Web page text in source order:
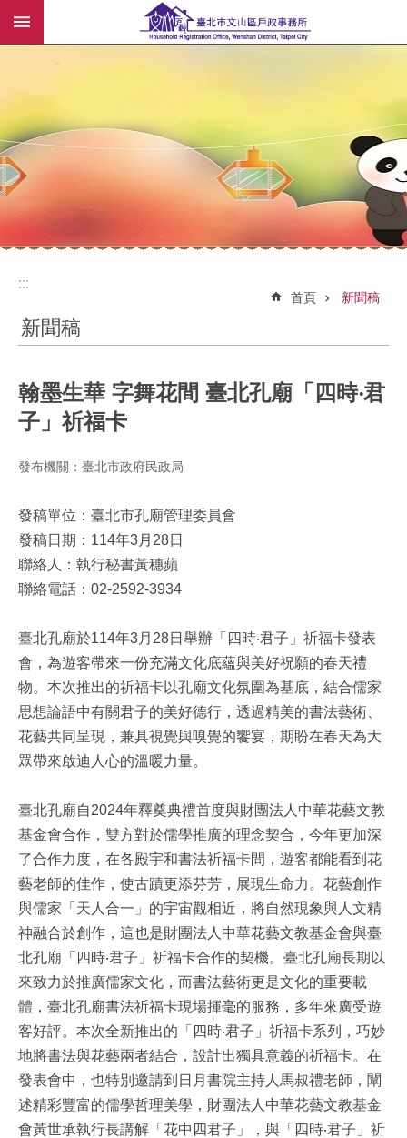
跳到主要內容區塊
:::
:::
首頁 新聞稿
新聞稿
翰墨生華 字舞花間 臺北孔廟「四時‧君
子」祈福卡
發布機關：臺北市政府民政局
發稿單位：臺北市孔廟管理委員會
發稿日期：114年3月28日
聯絡人：執行秘書黃穗蘋
聯絡電話：02-2592-3934
臺北孔廟於114年3月28日舉辦「四時‧君子」祈福卡發表
會，為遊客帶來一份充滿文化底蘊與美好祝願的春天禮
物。本次推出的祈福卡以孔廟文化氛圍為基底，結合儒家
思想論語中有關君子的美好德行，透過精美的書法藝術、
花藝共同呈現，兼具視覺與嗅覺的饗宴，期盼在春天為大
眾帶來啟迪人心的溫暖力量。
臺北孔廟自2024年釋奠典禮首度與財團法人中華花藝文教
基金會合作，雙方對於儒學推廣的理念契合，今年更加深
了合作力度，在各殿宇和書法祈福卡間，遊客都能看到花
藝老師的佳作，使古蹟更添芬芳，展現生命力。花藝創作
與儒家「天人合一」的宇宙觀相近，將自然現象與人文精
神融合於創作，這也是財團法人中華花藝文教基金會與臺
北孔廟「四時‧君子」祈福卡合作的契機。臺北孔廟長期以
來致力於推廣儒家文化，而書法藝術更是文化的重要載
體，臺北孔廟書法祈福卡現場揮毫的服務，多年來廣受遊
客好評。本次全新推出的「四時‧君子」祈福卡系列，巧妙
地將書法與花藝兩者結合，設計出獨具意義的祈福卡。在
發表會中，也特別邀請到日月書院主持人馬叔禮老師，闡
述精彩豐富的儒學哲理美學，財團法人中華花藝文教基金
會黃世承執行長講解「花中四君子」，與「四時‧君子」祈